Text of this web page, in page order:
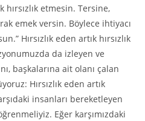
hırsızlık etmesin. Tersine,
emek versin. Böylece ihtiyacı
Hırsızlık eden artık hırsızlık
da izleyen ve
başkalarına ait olanı çalan
Hırsızlık eden artık
insanları bereketleyen
Eğer karşımızdaki